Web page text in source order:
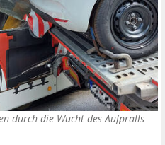
durch die Wucht des Aufpralls